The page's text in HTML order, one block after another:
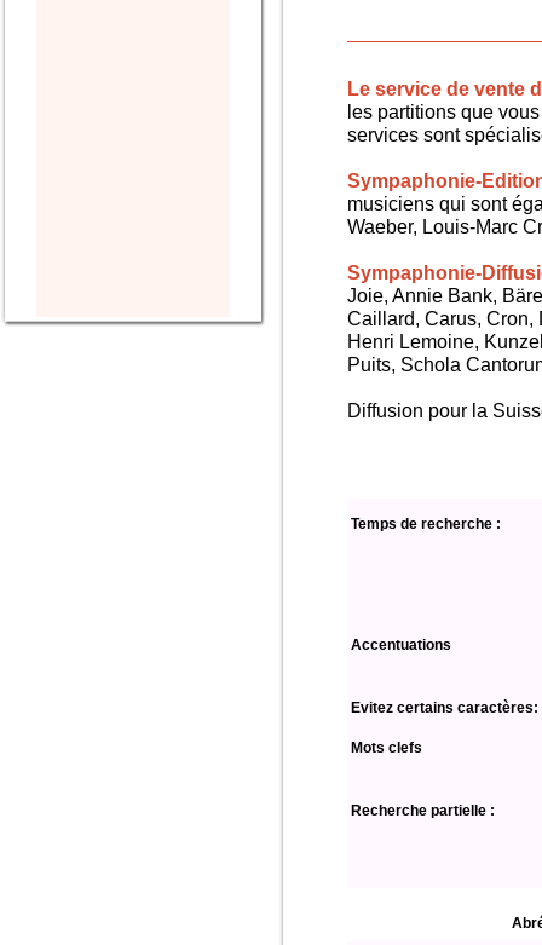
Le service de vente
les partitions que
services sont
Sympaphonie-
musiciens qui sont
Waeber, Louis-Marc
Sympaphonie-
Joie, Annie Bank,
Caillard, Carus, Cron,
Henri Lemoine,
Puits, Schola
Diffusion pour la
Temps de recherche :
Accentuations
Evitez certains caractères:
Mots clefs
Recherche partielle :